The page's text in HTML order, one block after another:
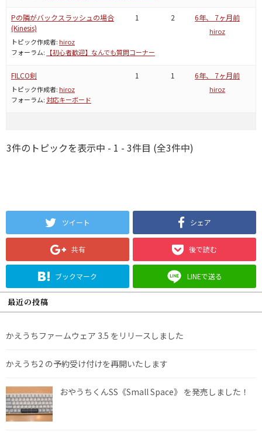
Pの隣がバックスラッシュの場合
(Kinesis)
トピック作成者: hiroz
フォーラム:
【初心者歓迎】なんでも質問コーナー
1 2 6年、 7ヶ月前
hiroz
FILCO剣
トピック作成者: hiroz
フォーラム: 対応キーボード
1 1 6年、 7ヶ月前
hiroz
3件のトピックを表示中 - 1 - 3件目 (全3件中)
ツイート シェア
共有 後で読む
ブックマーク LINEで送る
最近の投稿
かえうちファームウェア 3.5 をリリースしました
かえうち2 の予約受け付けを再開いたします
おやうちくんSS《Small Space》 を発売しました！